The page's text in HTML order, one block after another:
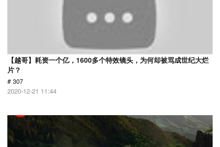
【越哥】耗资一个亿，1600多个特效镜头，为何却被骂成世纪大烂
片？
# 307
2020-12-21 11:44